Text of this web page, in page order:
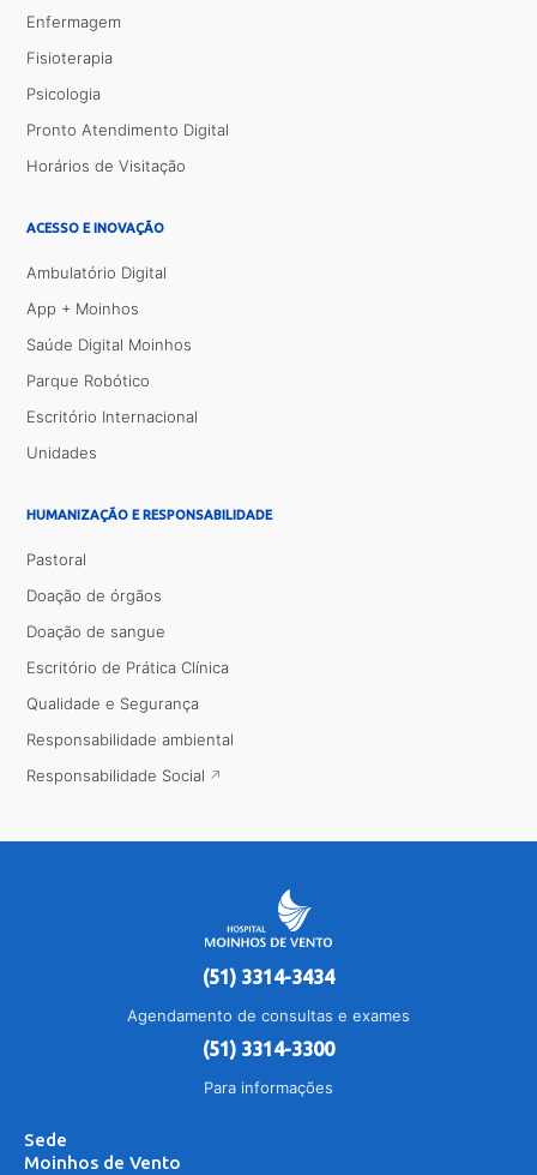
Enfermagem
Fisioterapia
Psicologia
Pronto Atendimento Digital
Horários de Visitação
ACESSO E INOVAÇÃO
Ambulatório Digital
App + Moinhos
Saúde Digital Moinhos
Parque Robótico
Escritório Internacional
Unidades
HUMANIZAÇÃO E RESPONSABILIDADE
Pastoral
Doação de órgãos
Doação de sangue
Escritório de Prática Clínica
Qualidade e Segurança
Responsabilidade ambiental
Responsabilidade Social
(51) 3314-3434
Agendamento de consultas e exames
(51) 3314-3300
Para informações
Sede
Moinhos de Vento